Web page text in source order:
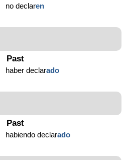
no declaren
Past
haber declarado
Past
habiendo declarado